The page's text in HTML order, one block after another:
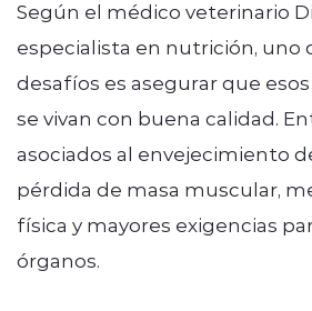
Según el médico veterinario
especialista en nutrición, uno
desafíos es asegurar que
se vivan con buena calidad.
asociados al envejecimiento
pérdida de masa muscular,
física y mayores exigencias
órganos.